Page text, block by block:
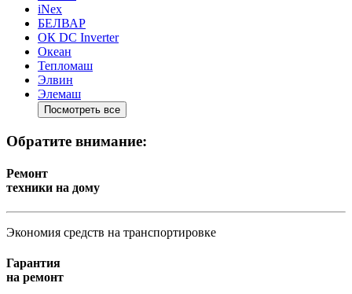
iNex
БЕЛВАР
ОК DC Inverter
Океан
Тепломаш
Элвин
Элемаш
Посмотреть все
Обратите внимание:
Ремонт
техники на дому
Экономия средств на транспортировке
Гарантия
на ремонт